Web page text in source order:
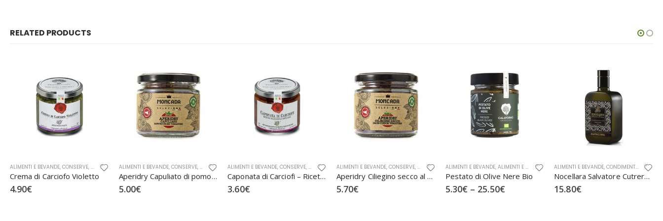
RELATED PRODUCTS
CUTRERA,SEGRETI DI SICILIA,SOTT'OLIO
ALIMENTI E BEVANDE, CONSERVE, CREME E PATÈ,FRANTOI CUTRERA ,SEGRETI DI SICILIA
Crema di Carciofo Violetto
4.90€
ALIMENTI E BEVANDE, CONSERVE, MONCADA ,SOTTOSALE
Aperidry Capuliato di pomodoro
5.00€
ALIMENTI E BEVANDE,CONSERVE,FRANTOI CUTRERA,SEGRETI DI SICILIA,SOTT'OLIO
Caponata di Carciofi – Ricetta tradizionale Siciliana
3.60€
ALIMENTI E BEVANDE, CONSERVE, MONCADA SOTTOSALE
Aperidry Ciliegino secco al naturale
5.70€
ALIMENTI E BEVANDE, ALIMENTI E BEVANDE BIO ,BIO,CALAFORNO,CONSERVE,CREME E
Pestato di Olive Nere Bio
5.30€ – 25.50€
ALIMENTI E BEVANDE,CONDIMENTI ,
Nocellara Salvatore Cutrera Olio Extra Vergine di Oliva
15.80€